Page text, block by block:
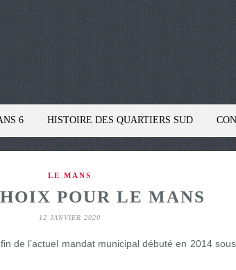
6 HISTOIRE DES QUARTIERS SUD
LE MANS
POUR LE MANS
12 JANVIER 2020
de l’actuel mandat municipal débuté en 2014 sous